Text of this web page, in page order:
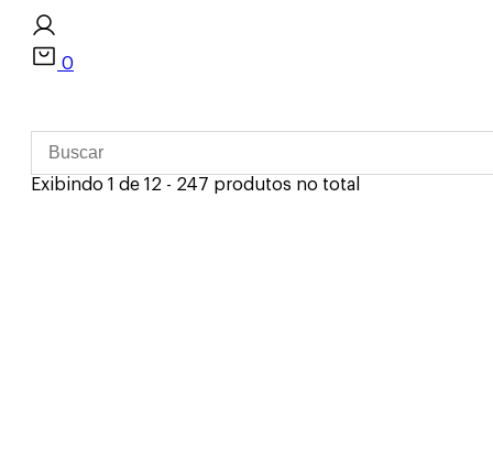
0
Exibindo 1 de 12 - 247 produtos no total